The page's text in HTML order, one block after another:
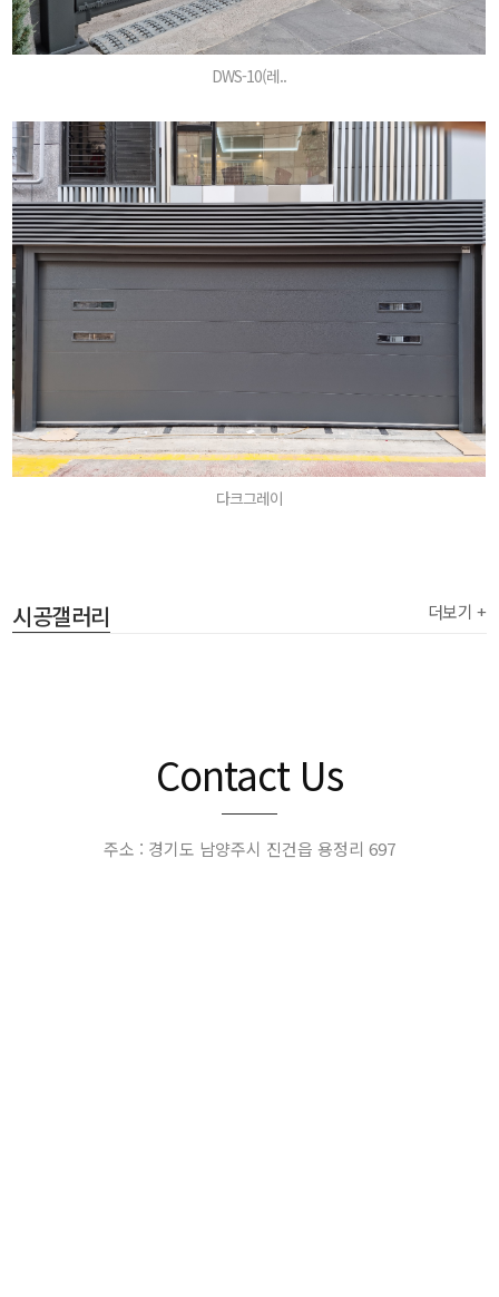
DWS-10(레..
다크그레이
시공갤러리 더보기 +
Contact Us
주소 : 경기도 남양주시 진건읍 용정리 697